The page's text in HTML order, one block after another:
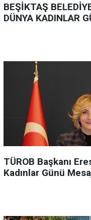
BEŞİKTAŞ
DÜNYA KADINLAR
TÜROB Başkanı
Kadınlar Günü